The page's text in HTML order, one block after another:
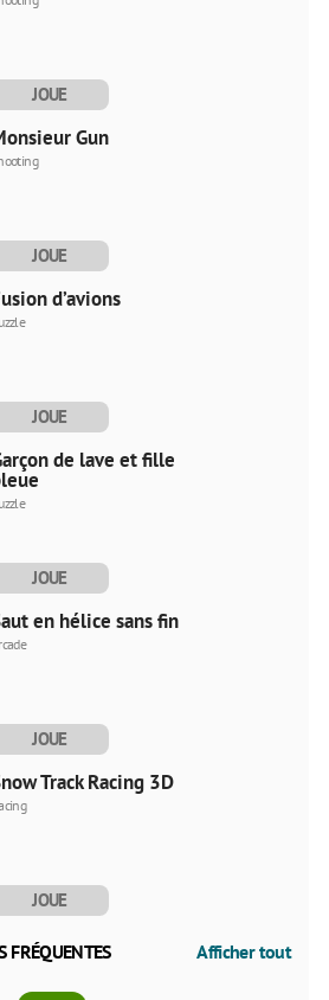
JOUE
Gun
JOUE
d’avions
JOUE
de lave et fille
JOUE
MAINTENANT
en hélice sans fin
JOUE
Track Racing 3D
JOUE
FRÉQUENTES Afficher tout